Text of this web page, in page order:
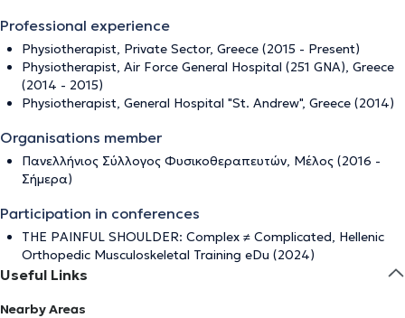
Professional experience
Physiotherapist, Private Sector, Greece (2015 - Present)
Physiotherapist, Air Force General Hospital (251 GNA), Greece
(2014 - 2015)
Physiotherapist, General Hospital "St. Andrew", Greece (2014)
Organisations member
Πανελλήνιος Σύλλογος Φυσικοθεραπευτών, Μέλος (2016 -
Σήμερα)
Participation in conferences
THE PAINFUL SHOULDER: Complex ≠ Complicated, Hellenic
Orthopedic Musculoskeletal Training eDu (2024)
Useful Links
Nearby Areas